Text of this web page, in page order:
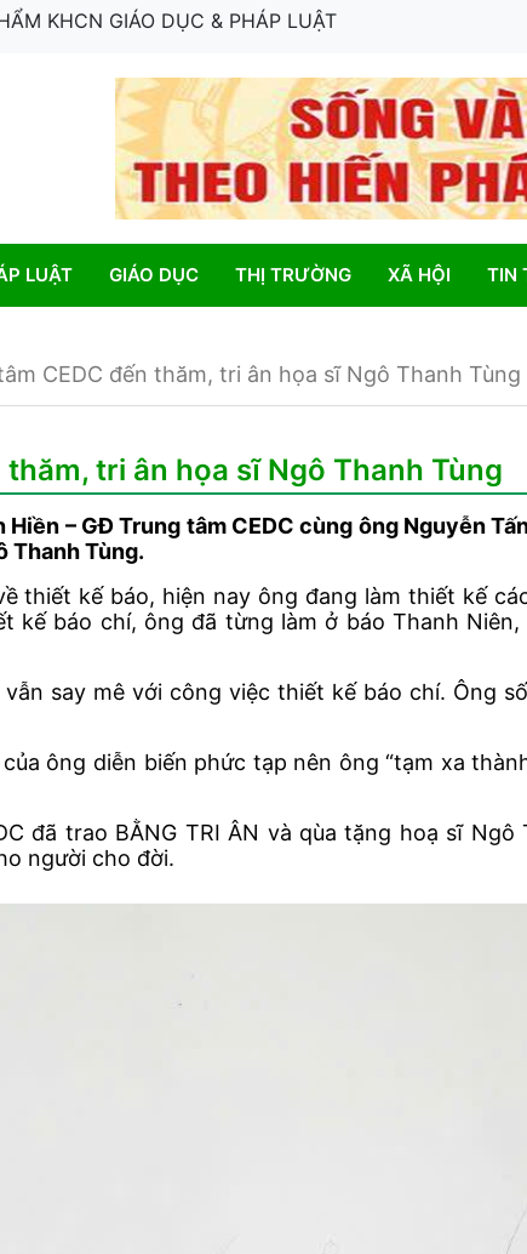
KHCN GIÁO DỤC & PHÁP LUẬT
LUẬT GIÁO DỤC THỊ TRƯỜNG XÃ HỘI TIN
CEDC đến thăm, tri ân họa sĩ Ngô Thanh Tùng
tri ân họa sĩ Ngô Thanh Tùng
Hiền – GĐ Trung tâm CEDC cùng ông Nguyễn
Thanh Tùng.
thiết kế báo, hiện nay ông đang làm thiết kế
báo chí, ông đã từng làm ở báo Thanh
say mê với công việc thiết kế báo chí. Ông
ông diễn biến phức tạp nên ông “tạm xa
đã trao BẰNG TRI ÂN và qùa tặng hoạ sĩ
người cho đời.